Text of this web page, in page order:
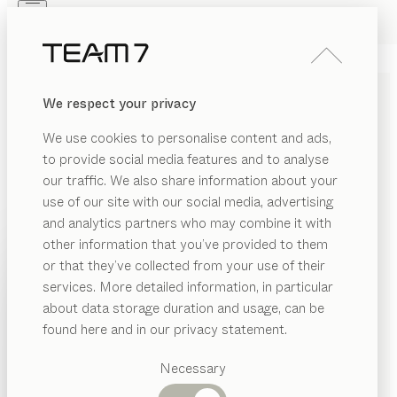
We respect your privacy
We use cookies to personalise content and ads,
to provide social media features and to analyse
our traffic. We also share information about your
use of our site with our social media, advertising
and analytics partners who may combine it with
other information that you’ve provided to them
or that they’ve collected from your use of their
services. More detailed information, in particular
about data storage duration and usage, can be
found here and in our privacy statement.
Necessary
PRODOTTI
ISPIRAZIONI
RIVENDITORI
Categorie
suggerite
PRODOTTI
ISPIRAZIONI
CHI SIAMO
RIVENDITORI
ELEGANTI MOBILI TV E
MENSOLE IN LEGNO